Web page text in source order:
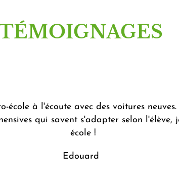
école à l'écoute avec des voitures neuves.
qui savent s'adapter selon
école !
Edouard